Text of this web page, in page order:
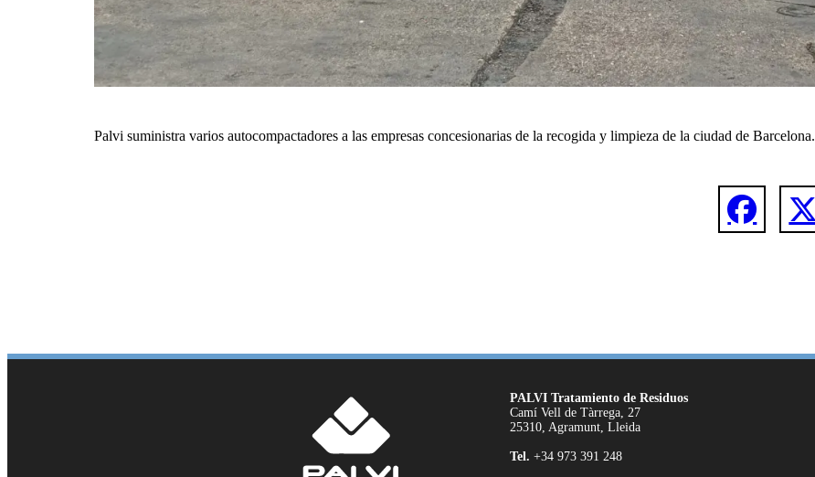
Palvi suministra varios autocompactadores a las empresas concesionarias de la recogida y limpieza de la ciudad de Barcelona.
PALVI Tratamiento de Residuos
Camí Vell de Tàrrega, 27
25310, Agramunt, Lleida
Tel. +34 973 391 248